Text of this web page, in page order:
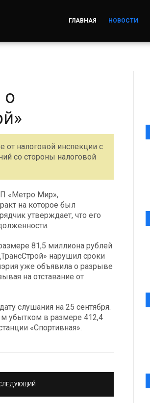
ГЛАВНАЯ НОВОСТИ
о
от налоговой инспекции с
со стороны налоговой
«Метро Мир»,
на которое был
утверждает, что его
81,5 миллиона рублей
нарушил сроки
уже объявила о разрыве
на отставание от
слушания на 25 сентября.
убытком в размере 412,4
«Спортивная».